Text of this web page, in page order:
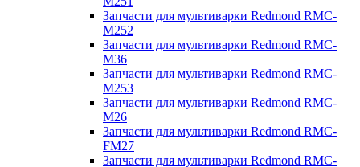
Запчасти для мультиварки Redmond RMC-
M252
Запчасти для мультиварки Redmond RMC-
M36
Запчасти для мультиварки Redmond RMC-
M253
Запчасти для мультиварки Redmond RMC-
M26
Запчасти для мультиварки Redmond RMC-
FM27
Запчасти для мультиварки Redmond RMC-